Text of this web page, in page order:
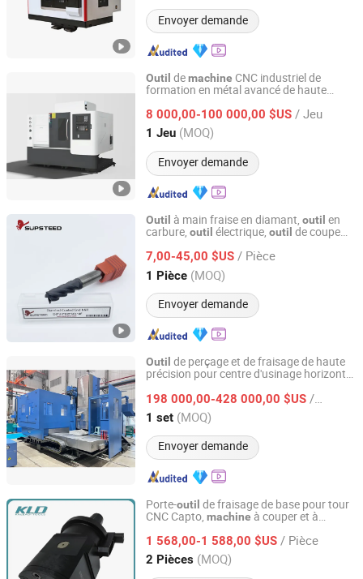
Envoyer demande
Outil demachine CNC industriel de
formation en métal avancé de haute
8 000,00-100 000,00 $US / Jeu
1 Jeu (MOQ)
Envoyer demande
Shenzhen Shuntong Auto Equipmen Co., Ltd.
Guangdong, China Depuis 2026
Outil à main fraise en diamant, outil en
carbure, outil électrique, outil de coupe
coupe,outilCNC, outilde
de fraisage
7,00-45,00 $US / Pièce
1 Pièce (MOQ)
Envoyer demande
Supsteed Precison Tools Co., Ltd.
Jiangsu, China Depuis 2024
Outil de perçage et de fraisage de haute
précision pour centre d'usinage horizontal
198 000,00-428 000,00 $US / set
1 set (MOQ)
Envoyer demande
Nanjing Diga Machinery Trading Co., Ltd.
Jiangsu, China Depuis 2018
Porte-outil de fraisage de base pour tour
CNC Capto, machine à couper et à
1 568,00-1 588,00 $US / Pièce
2 Pièces (MOQ)
SHENZHEN KALEAD TOOLS CO., LTD.
Guangdong, China Depuis 2018